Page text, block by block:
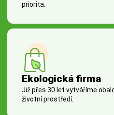
priorita.
Ekologická firma
Již přes 30 let vytváříme
životní prostředí.